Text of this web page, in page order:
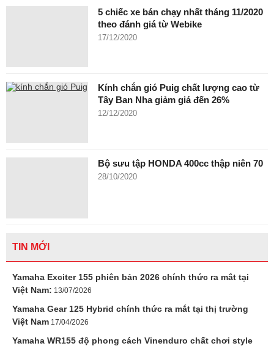
5 chiếc xe bán chạy nhất tháng 11/2020
theo đánh giá từ Webike
17/12/2020
Kính chắn gió Puig chất lượng cao từ
Tây Ban Nha giảm giá đến 26%
12/12/2020
Bộ sưu tập HONDA 400cc thập niên 70
28/10/2020
TIN MỚI
Yamaha Exciter 155 phiên bản 2026 chính thức ra mắt tại
Việt Nam: 13/07/2026
Yamaha Gear 125 Hybrid chính thức ra mắt tại thị trường
Việt Nam 17/04/2026
Yamaha WR155 độ phong cách Vinenduro chất chơi style